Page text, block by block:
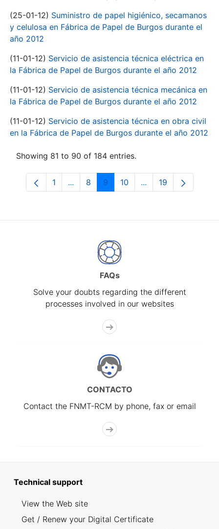
(25-01-12) Suministro de papel higiénico, secamanos
y celulosa en Fábrica de Papel de Burgos durante el
año 2012
(11-01-12) Servicio de asistencia técnica eléctrica en
la Fábrica de Papel de Burgos durante el año 2012
(11-01-12) Servicio de asistencia técnica mecánica en
la Fábrica de Papel de Burgos durante el año 2012
(11-01-12) Servicio de asistencia técnica en obra civil
en la Fábrica de Papel de Burgos durante el año 2012
Showing 81 to 90 of 184 entries.
Page
1 ...Intermediate Pages Use TAB to
Page
8 Page
9 Page
10 ...Intermediate Pages
Page
19
FAQs
Solve your doubts regarding the different
processes involved in our websites
CONTACTO
Contact the FNMT-RCM by phone, fax or email
Technical support
View the Web site
Get / Renew your Digital Certificate